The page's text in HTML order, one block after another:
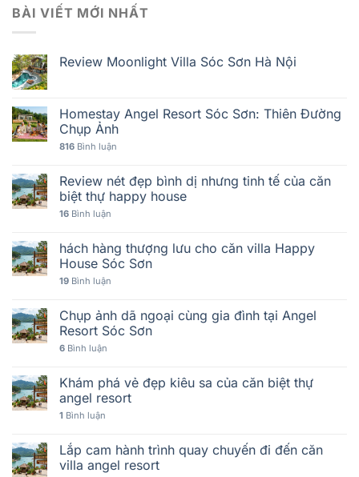
BÀI VIẾT MỚI NHẤT
Review Moonlight Villa Sóc Sơn Hà Nội
Homestay Angel Resort Sóc Sơn: Thiên Đường
Chụp Ảnh
816 Bình luận
Review nét đẹp bình dị nhưng tinh tế của căn
biệt thự happy house
16 Bình luận
hách hàng thượng lưu cho căn villa Happy
House Sóc Sơn
19 Bình luận
Chụp ảnh dã ngoại cùng gia đình tại Angel
Resort Sóc Sơn
6 Bình luận
Khám phá vẻ đẹp kiêu sa của căn biệt thự
angel resort
1 Bình luận
Lắp cam hành trình quay chuyến đi đến căn
villa angel resort